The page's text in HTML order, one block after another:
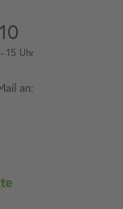
15 Uhr
an: